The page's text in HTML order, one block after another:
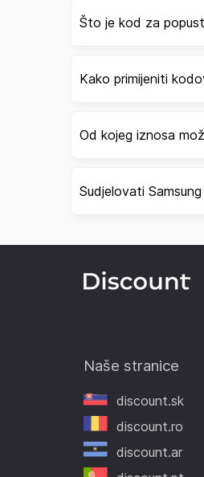
Što je kod za
Kako primijeniti
Od kojeg iznosa
Sudjelovati
Naše stranice
discount.sk
discount.ro
discount.ar